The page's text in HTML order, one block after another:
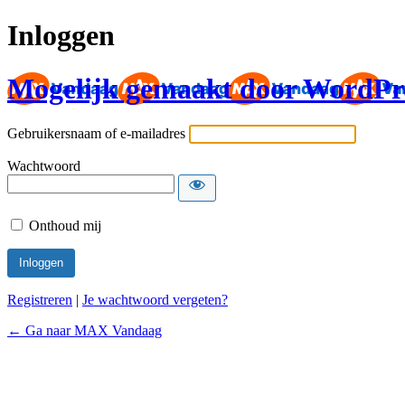
Inloggen
Mogelijk gemaakt door
Gebruikersnaam of e-mailadres
Wachtwoord
Onthoud mij
Registreren | Je wachtwoord vergeten?
← Ga naar MAX Vandaag